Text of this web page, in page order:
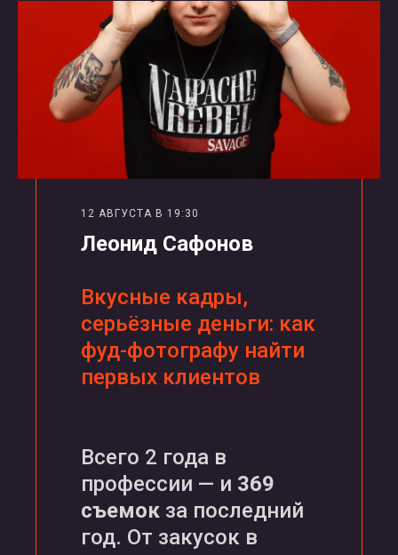
12 АВГУСТА В 19:30
Леонид Сафонов
Вкусные кадры,
серьёзные деньги: как
фуд-фотографу найти
первых клиентов
Всего 2 года в
профессии — и 369
съемок за последний
год. От закусок в